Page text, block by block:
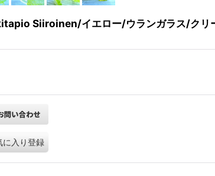
Siiroinen/イエロー/ウランガラス/クリ
に入り登録